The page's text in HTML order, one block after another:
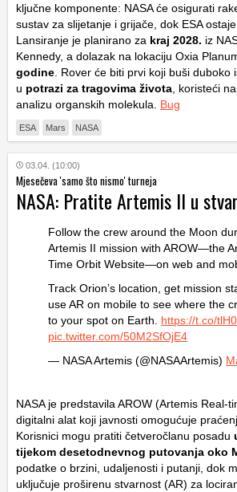
ključne komponente: NASA će osigurati
sustav za slijetanje i grijače, dok ESA
Lansiranje je planirano za kraj 2028. iz
Kennedy, a dolazak na lokaciju Oxia
godine. Rover će biti prvi koji buši duboko
u potrazi za tragovima života, koristeći
analizu organskih molekula. Bug
ESA Mars NASA
03.04. (10:00)
Mjesečeva 'samo što nismo' turneja
NASA: Pratite Artemis II u
Follow the crew around the Moon
Artemis II mission with AROW—the
Time Orbit Website—on web and
Track Orion’s location, get mission
use AR on mobile to see where the
to your spot on Earth. https://t.co/
pic.twitter.com/50M2SfOjE4
— NASA Artemis (@NASAArtemis)
NASA je predstavila AROW (Artemis Real-
digitalni alat koji javnosti omogućuje
Korisnici mogu pratiti četveročlanu posadu
tijekom desetodnevnog putovanja oko
podatke o brzini, udaljenosti i putanji, dok
uključuje proširenu stvarnost (AR) za